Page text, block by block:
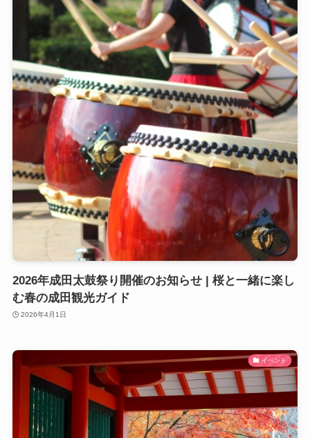
2026年成田太鼓祭り開催のお知らせ | 桜と一緒に楽し
む春の成田観光ガイド
2026年4月1日
イベント